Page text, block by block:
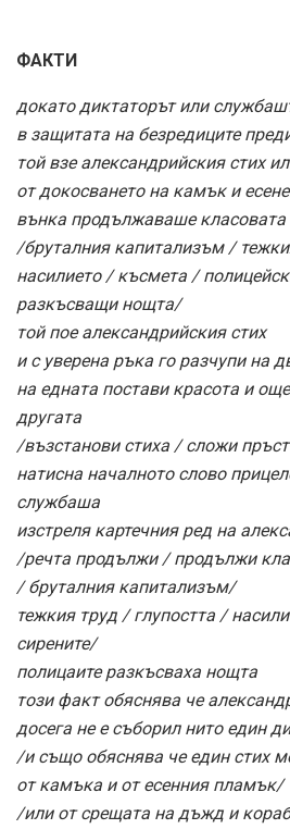
ФАКТИ
докато диктаторът или
в защитата на безредиците
той взе александрийския стих
от докосването на камък и
вънка продължаваше класовата
/бруталния капитализъм /
насилието / късмета /
разкъсващи нощта/
той пое александрийския стих
и с уверена ръка го разчупи на
на едната постави красота и
другата
/възстанови стиха / сложи
натисна началното слово
службаша
изстреля картечния ред на
/речта продължи / продължи
/ бруталния капитализъм/
тежкия труд / глупостта /
сирените/
полицаите разкъсваха нощта
този факт обяснява че
досега не е съборил нито един
/и също обяснява че един стих
от камъка и от есенния пламък/
/или от срещата на дъжд и